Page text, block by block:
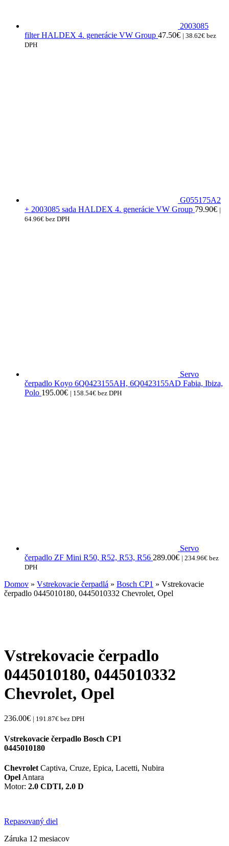
2003085
filter HALDEX 4. generácie VW Group 47.50€ | 38.62€ bez
DPH
G055175A2
+ 2003085 sada HALDEX 4. generácie VW Group 79.90€ |
64.96€ bez DPH
Servo
čerpadlo Koyo 6Q0423155AH, 6Q0423155AD Fabia, Ibiza,
Polo 195.00€ | 158.54€ bez DPH
Servo
čerpadlo ZF Mini R50, R52, R53, R56 289.00€ | 234.96€ bez
DPH
Domov » Vstrekovacie čerpadlá » Bosch CP1 » Vstrekovacie
čerpadlo 0445010180, 0445010332 Chevrolet, Opel
Vstrekovacie čerpadlo
0445010180, 0445010332
Chevrolet, Opel
236.00€ | 191.87€ bez DPH
Vstrekovacie čerpadlo Bosch CP1
0445010180
Chevrolet Captiva, Cruze, Epica, Lacetti, Nubira
Opel Antara
Motor: 2.0 CDTI, 2.0 D
Repasovaný diel
Záruka 12 mesiacov